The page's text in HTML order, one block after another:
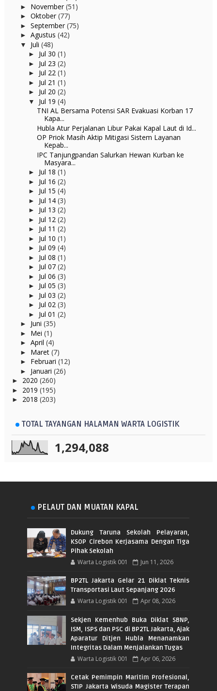
► November(51)
► Oktober(77)
► September(75)
► Agustus (42)
▼ Juli (48)
► Jul 30 (1)
► Jul 23 (2)
► Jul 22 (1)
► Jul 21 (1)
► Jul 20 (2)
▼ Jul 19 (4)
TNI AL Bersama Potensi SAR Evakuasi Korban 17
Kapa...
Hubla Atur Perjalanan Libur Pakai Kapal Laut di Id...
OP Priok Masih Aktip Mitigasi Sistem Layanan
Kepab...
IPC Tanjungpandan Salurkan Hewan Kurban ke
Masyara...
► Jul 18 (1)
► Jul 16 (2)
► Jul 15 (4)
► Jul 14 (3)
► Jul 13 (2)
► Jul 12 (2)
► Jul 11 (2)
► Jul 10 (1)
► Jul 09 (4)
► Jul 08 (1)
► Jul 07 (2)
► Jul 06 (3)
► Jul 05 (3)
► Jul 03 (2)
► Jul 02 (3)
► Jul 01 (2)
► Juni (35)
► Mei (1)
► April (4)
► Maret (7)
► Februari (12)
► Januari (26)
► 2020 (260)
► 2019 (195)
► 2018 (203)
TOTAL TAYANGAN HALAMAN WARTA LOGISTIK
1,294,088
PELAUT DAN MUATAN KAPAL
Dukung Taruna Sekolah Pelayaran,
KSOP Cirebon Kerjasama Dengan Tiga
Pihak Sekolah
Warta Logistik 001 Jun 11, 2026
BP2TL Jakarta Gelar 21 Diklat Teknis
Transportasi Laut Sepanjang 2026
Warta Logistik 001 Apr 08, 2026
Sekjen Kemenhub Buka Diklat SBNP,
ISM, ISPS dan PSC di BP2TL Jakarta, Ajak
Aparatur Ditjen Hubla Menanamkan
Integritas Dalam Menjalankan Tugas
Warta Logistik 001 Apr 06, 2026
Cetak Pemimpin Maritim Profesional,
STIP Jakarta Wisuda Magister Terapan